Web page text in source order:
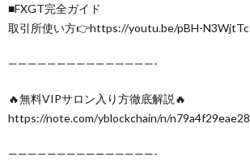
■FXGT完全ガイド
取引所使い方👉️https://youtu.be/pBH-N3WjtTc
———————————————-
🔥無料VIPサロン入り方徹底解説🔥
https://note.com/yblockchain/n/n79a4f29eae28
———————————————-